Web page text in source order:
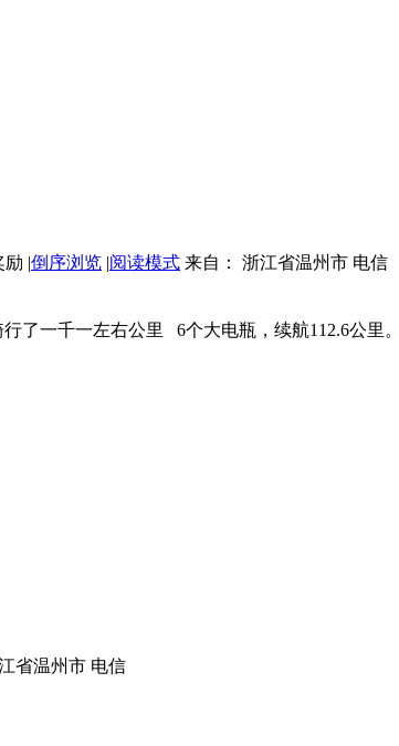
|倒序浏览 |阅读模式 来自： 浙江省温州市 电信
了一千一左右公里 6个大电瓶，续航112.6公里。
省温州市 电信